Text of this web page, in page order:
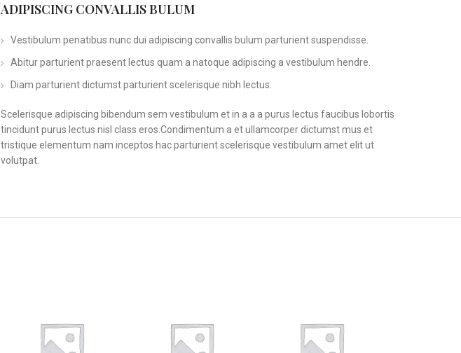
ADIPISCING CONVALLIS BULUM
Vestibulum penatibus nunc dui adipiscing convallis bulum parturient suspendisse.
Abitur parturient praesent lectus quam a natoque adipiscing a vestibulum hendre.
Diam parturient dictumst parturient scelerisque nibh lectus.
Scelerisque adipiscing bibendum sem vestibulum et in a a a purus lectus faucibus lobortis
tincidunt purus lectus nisl class eros.Condimentum a et ullamcorper dictumst mus et
tristique elementum nam inceptos hac parturient scelerisque vestibulum amet elit ut
volutpat.